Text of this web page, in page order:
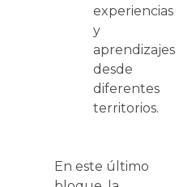
experiencias
y
aprendizajes
desde
diferentes
territorios.
En este último